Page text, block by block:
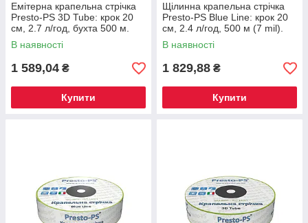
Емітерна крапельна стрічка
Presto-PS 3D Tube: крок 20
см, 2.7 л/год, бухта 500 м.
Захист від засмічень
В наявності
1 589,04 ₴
Купити
Щілинна крапельна стрічка
Presto-PS Blue Line: крок 20
см, 2.4 л/год, 500 м (7 mil).
Італійська якість
В наявності
1 829,88 ₴
Купити